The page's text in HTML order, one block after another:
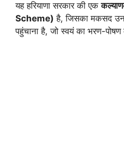
यह हरियाणा सरकार की एक
Scheme) है, जिसका मकसद उन
पहुंचाना है, जो स्वयं का भरण-